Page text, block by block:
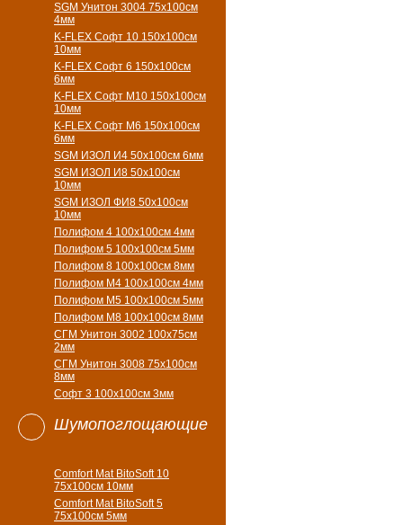
SGM Унитон 3004 75х100см
4мм
K-FLEX Софт 10 150х100см
10мм
K-FLEX Софт 6 150х100см
6мм
K-FLEX Софт М10 150х100см
10мм
K-FLEX Софт М6 150х100см
6мм
SGM ИЗОЛ И4 50х100см 6мм
SGM ИЗОЛ И8 50х100см
10мм
SGM ИЗОЛ ФИ8 50х100см
10мм
Полифом 4 100х100см 4мм
Полифом 5 100х100см 5мм
Полифом 8 100х100см 8мм
Полифом М4 100х100см 4мм
Полифом М5 100х100см 5мм
Полифом М8 100х100см 8мм
СГМ Унитон 3002 100х75см
2мм
СГМ Унитон 3008 75х100см
8мм
Софт 3 100х100см 3мм
Шумопоглощающие
Comfort Mat BitoSoft 10
75x100см 10мм
Comfort Mat BitoSoft 5
75x100см 5мм